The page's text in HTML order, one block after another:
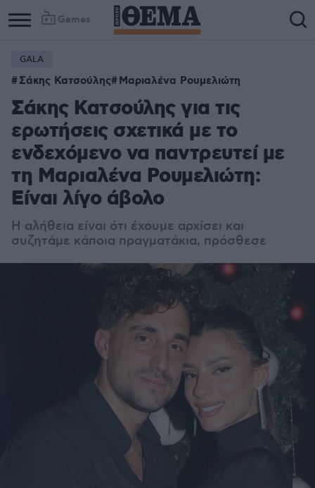
Games
GALA
Σάκης Κατσούλης Μαριαλένα Ρουμελιώτη
Σάκης Κατσούλης για τις
ερωτήσεις σχετικά με το
ενδεχόμενο να παντρευτεί με
τη Μαριαλένα Ρουμελιώτη:
Είναι λίγο άβολο
Η αλήθεια είναι ότι έχουμε αρχίσει και
συζητάμε κάποια πραγματάκια, πρόσθεσε